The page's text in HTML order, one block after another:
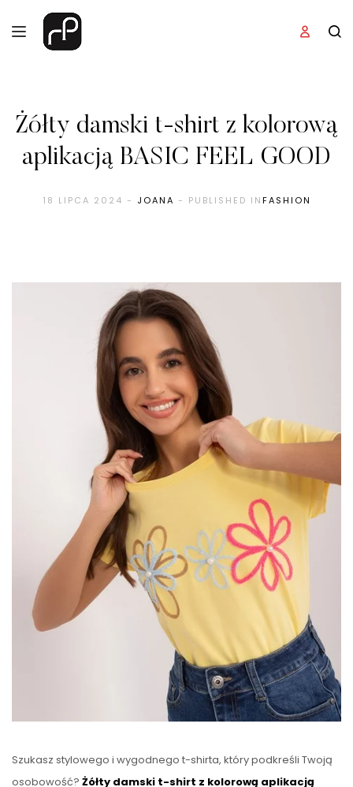
Żółty damski t-shirt z kolorową
aplikacją BASIC FEEL GOOD
18 LIPCA 2024 - JOANA - PUBLISHED INFASHION
Szukasz stylowego i wygodnego t-shirta, który podkreśli Twoją
osobowość? Żółty damski t-shirt z kolorową aplikacją